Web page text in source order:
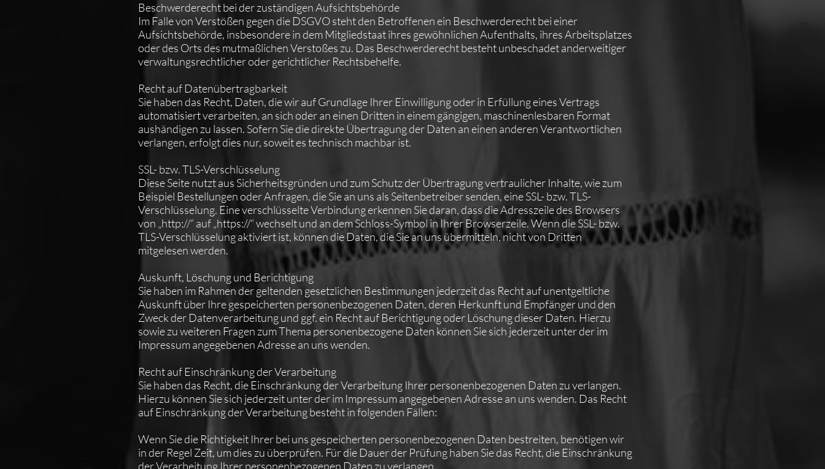
Beschwerderecht bei der zuständigen Aufsichtsbehörde
Im Falle von Verstößen gegen die DSGVO steht den Betroffenen ein Beschwerderecht bei einer
Aufsichtsbehörde, insbesondere in dem Mitgliedstaat ihres gewöhnlichen Aufenthalts, ihres Arbeitsplatzes
oder des Orts des mutmaßlichen Verstoßes zu. Das Beschwerderecht besteht unbeschadet anderweitiger
verwaltungsrechtlicher oder gerichtlicher Rechtsbehelfe.
Recht auf Datenübertragbarkeit
Sie haben das Recht, Daten, die wir auf Grundlage Ihrer Einwilligung oder in Erfüllung eines Vertrags
automatisiert verarbeiten, an sich oder an einen Dritten in einem gängigen, maschinenlesbaren Format
aushändigen zu lassen. Sofern Sie die direkte Übertragung der Daten an einen anderen Verantwortlichen
verlangen, erfolgt dies nur, soweit es technisch machbar ist.
SSL- bzw. TLS-Verschlüsselung
Diese Seite nutzt aus Sicherheitsgründen und zum Schutz der Übertragung vertraulicher Inhalte, wie zum
Beispiel Bestellungen oder Anfragen, die Sie an uns als Seitenbetreiber senden, eine SSL- bzw. TLS-
Verschlüsselung. Eine verschlüsselte Verbindung erkennen Sie daran, dass die Adresszeile des Browsers
von „http://“ auf „https://“ wechselt und an dem Schloss-Symbol in Ihrer Browserzeile. Wenn die SSL- bzw.
TLS-Verschlüsselung aktiviert ist, können die Daten, die Sie an uns übermitteln, nicht von Dritten
mitgelesen werden.
Auskunft, Löschung und Berichtigung
Sie haben im Rahmen der geltenden gesetzlichen Bestimmungen jederzeit das Recht auf unentgeltliche
Auskunft über Ihre gespeicherten personenbezogenen Daten, deren Herkunft und Empfänger und den
Zweck der Datenverarbeitung und ggf. ein Recht auf Berichtigung oder Löschung dieser Daten. Hierzu
sowie zu weiteren Fragen zum Thema personenbezogene Daten können Sie sich jederzeit unter der im
Impressum angegebenen Adresse an uns wenden.
Recht auf Einschränkung der Verarbeitung
Sie haben das Recht, die Einschränkung der Verarbeitung Ihrer personenbezogenen Daten zu verlangen.
Hierzu können Sie sich jederzeit unter der im Impressum angegebenen Adresse an uns wenden. Das Recht
auf Einschränkung der Verarbeitung besteht in folgenden Fällen:
Wenn Sie die Richtigkeit Ihrer bei uns gespeicherten personenbezogenen Daten bestreiten, benötigen wir
in der Regel Zeit, um dies zu überprüfen. Für die Dauer der Prüfung haben Sie das Recht, die Einschränkung
der Verarbeitung Ihrer personenbezogenen Daten zu verlangen.